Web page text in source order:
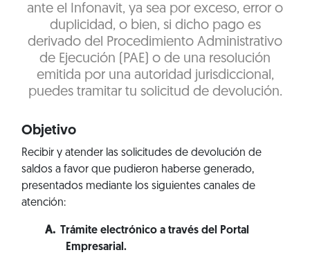
ante el Infonavit, ya sea por exceso, error o
duplicidad, o bien, si dicho pago es
derivado del Procedimiento Administrativo
de Ejecución (PAE) o de una resolución
emitida por una autoridad jurisdiccional,
puedes tramitar tu solicitud de devolución.
Objetivo
Recibir y atender las solicitudes de devolución de
saldos a favor que pudieron haberse generado,
presentados mediante los siguientes canales de
atención:
Trámite electrónico a través del Portal
Empresarial.